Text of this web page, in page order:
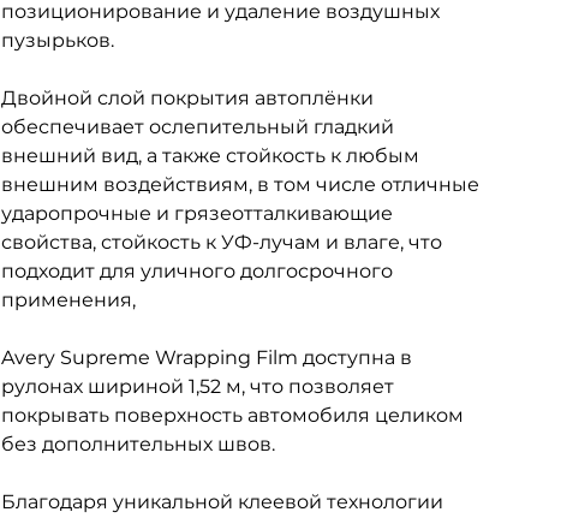
позиционирование и удаление воздушных
пузырьков.
Двойной слой покрытия автоплёнки
обеспечивает ослепительный гладкий
внешний вид, а также стойкость к любым
внешним воздействиям, в том числе отличные
ударопрочные и грязеотталкивающие
свойства, стойкость к УФ-лучам и влаге, что
подходит для уличного долгосрочного
применения,
Avery Supreme Wrapping Film доступна в
рулонах шириной 1,52 м, что позволяет
покрывать поверхность автомобиля целиком
без дополнительных швов.
Благодаря уникальной клеевой технологии